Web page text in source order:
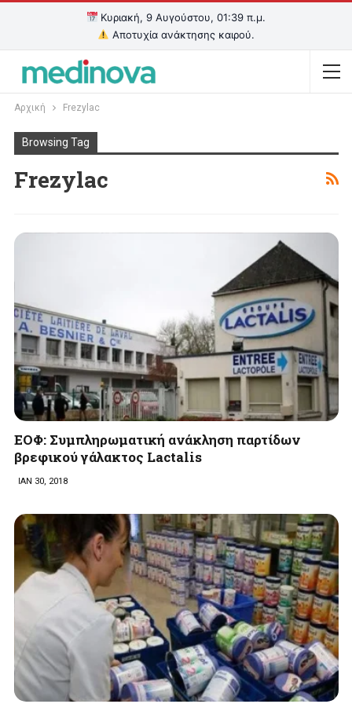
Κυριακή, 9 Αυγούστου, 01:39 π.μ.
Αποτυχία ανάκτησης καιρού.
Αρχική Frezylac
Browsing Tag
Frezylac
EOΦ: Συμπληρωματική ανάκληση παρτίδων
βρεφικού γάλακτος Lactalis
ΙΑΝ 30, 2018